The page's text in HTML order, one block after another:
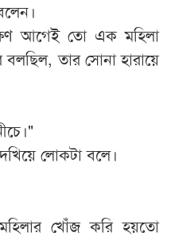
আগেই তো এক মহিলা
তার সোনা হারায়ে
লোকটা বলে।
খোঁজ করি হয়তো